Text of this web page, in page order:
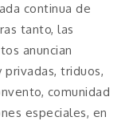
continua de
tanto, las
anuncian
privadas, triduos,
comunidad
especiales, en